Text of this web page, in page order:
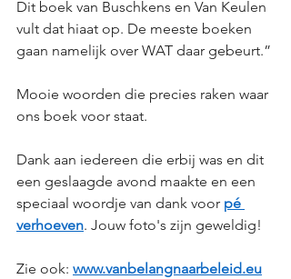
Dit boek van Buschkens en Van Keulen
vult dat hiaat op. De meeste boeken
gaan namelijk over WAT daar gebeurt.”
Mooie woorden die precies raken waar
ons boek voor staat.
Dank aan iedereen die erbij was en dit
een geslaagde avond maakte en een
speciaal woordje van dank voor pé
verhoeven. Jouw foto's zijn geweldig!
Zie ook: www.vanbelangnaarbeleid.eu